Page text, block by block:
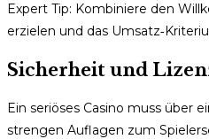
Expert Tip: Kombiniere den
erzielen und das
Sicherheit und
Ein seriöses Casino muss über
strengen Auflagen zum